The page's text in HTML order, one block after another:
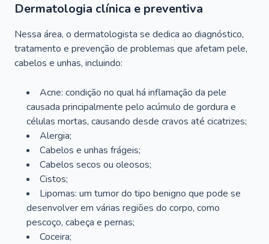
Dermatologia clínica e preventiva
Nessa área, o dermatologista se dedica ao diagnóstico,
tratamento e prevenção de problemas que afetam pele,
cabelos e unhas, incluindo:
Acne: condição no qual há inflamação da pele
causada principalmente pelo acúmulo de gordura e
células mortas, causando desde cravos até cicatrizes;
Alergia;
Cabelos e unhas frágeis;
Cabelos secos ou oleosos;
Cistos;
Lipomas: um tumor do tipo benigno que pode se
desenvolver em várias regiões do corpo, como
pescoço, cabeça e pernas;
Coceira;